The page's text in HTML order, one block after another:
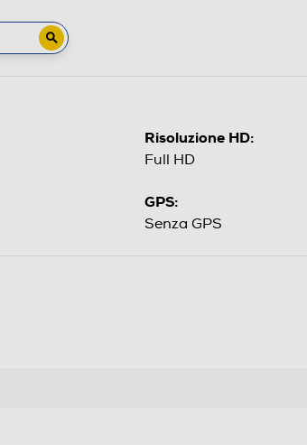
Risoluzione HD:
Full HD
GPS:
Senza GPS